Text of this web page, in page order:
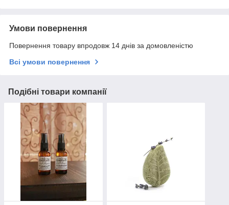
Умови повернення
Повернення товару впродовж 14 днів за домовленістю
Всі умови повернення
Подібні товари компанії